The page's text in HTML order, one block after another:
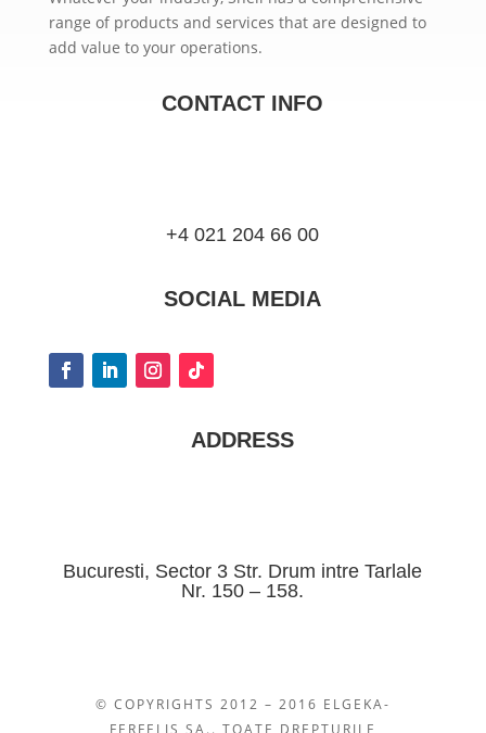
range of products and services that are designed to
add value to your operations.
CONTACT INFO
+4 021 204 66 00
SOCIAL MEDIA
ADDRESS
Bucuresti, Sector 3 Str. Drum intre Tarlale
Nr. 150 – 158.
© COPYRIGHTS 2012 – 2016 ELGEKA-